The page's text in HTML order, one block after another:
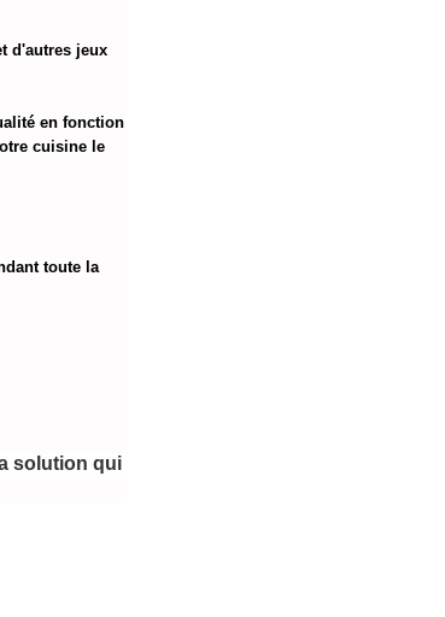
d'autres jeux
en fonction
cuisine le
toute la
solution qui